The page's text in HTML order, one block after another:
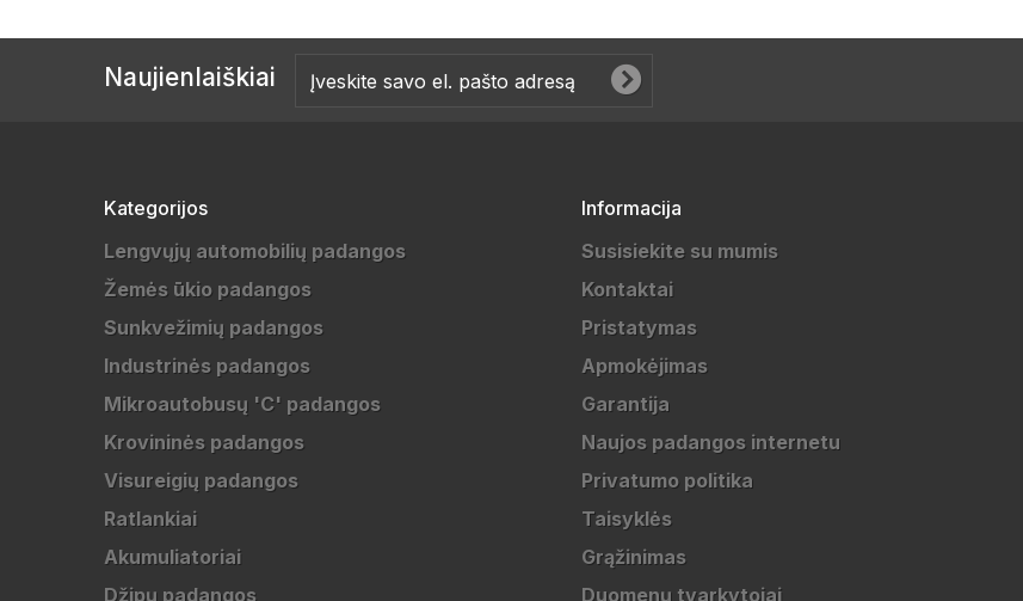
Naujienlaiškiai
Kategorijos
Lengvųjų automobilių padangos
Žemės ūkio padangos
Sunkvežimių padangos
Industrinės padangos
Mikroautobusų 'C' padangos
Krovininės padangos
Visureigių padangos
Ratlankiai
Akumuliatoriai
Džipų padangos
Informacija
Susisiekite su mumis
Kontaktai
Pristatymas
Apmokėjimas
Garantija
Naujos padangos internetu
Privatumo politika
Taisyklės
Grąžinimas
Duomenų tvarkytojai